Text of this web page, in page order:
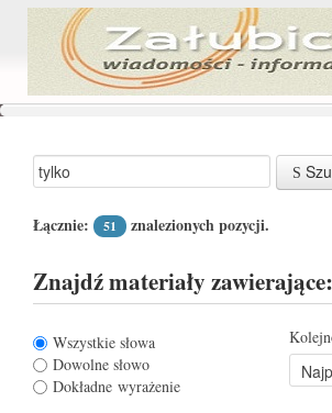
Łącznie: 51 znalezionych pozycji.
Znajdź materiały zawierające:
Wszystkie słowa
Dowolne słowo
Dokładne wyrażenie